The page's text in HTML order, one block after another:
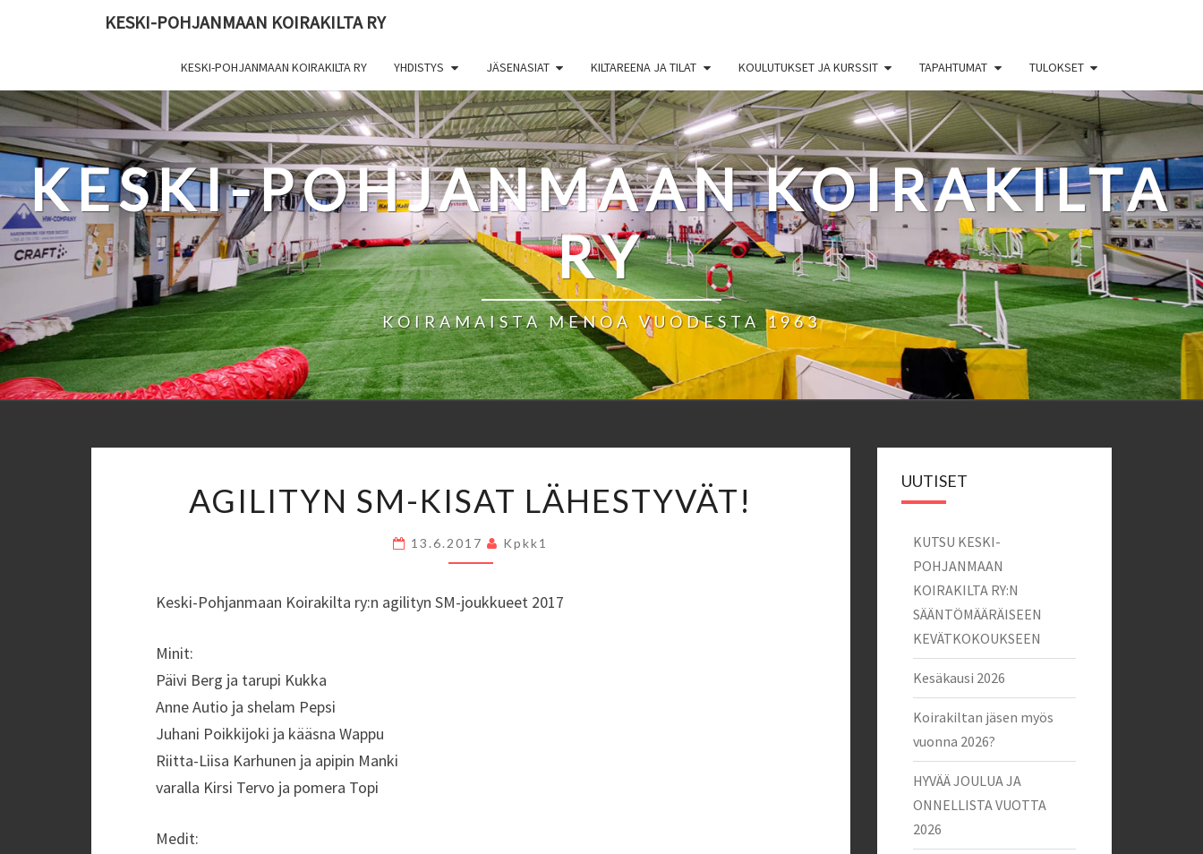
KESKI-POHJANMAAN KOIRAKILTA RY
KESKI-POHJANMAAN KOIRAKILTA RY YHDISTYS JÄSENASIAT KILTAREENA JA TILAT KOULUTUKSET JA KURSSIT TAPAHTUMAT TULOKSET
KESKI-POHJANMAAN KOIRAKILTA
RY
KOIRAMAISTA MENOA VUODESTA 1963
SM-
LÄHESTYVÄT!
AGILITYN SM-KISAT LÄHESTYVÄT!
13.6.2017 Kpkk1
Keski-Pohjanmaan Koirakilta ry:n agilityn SM-joukkueet 2017
Minit:
Päivi Berg ja tarupi Kukka
Anne Autio ja shelam Pepsi
Juhani Poikkijoki ja kääsna Wappu
Riitta-Liisa Karhunen ja apipin Manki
varalla Kirsi Tervo ja pomera Topi
Medit:
UUTISET
KUTSU KESKI-
POHJANMAAN
KOIRAKILTA RY:N
SÄÄNTÖMÄÄRÄISEEN
KEVÄTKOKOUKSEEN
Kesäkausi 2026
Koirakiltan jäsen myös
vuonna 2026?
HYVÄÄ JOULUA JA
ONNELLISTA VUOTTA
2026